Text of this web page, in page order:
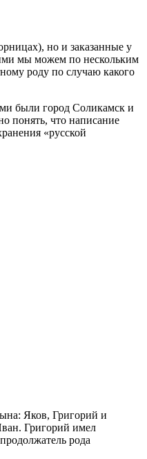
но и заказанные у
мы можем по нескольким
роду по случаю какого
были город Соликамск и
понять, что написание
«русской
Яков, Григорий и
Григорий имел
рода